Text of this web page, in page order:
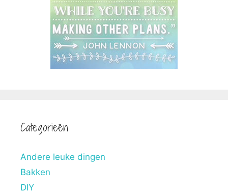
Categorieën
Andere leuke dingen
Bakken
DIY